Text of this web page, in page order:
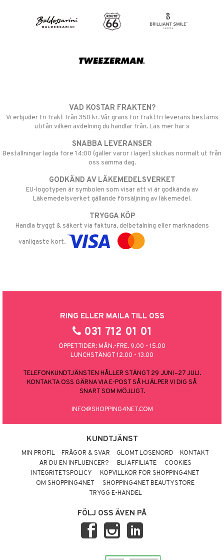
VAD KOSTAR FRAKTEN?
Vi erbjuder fri frakt från 350 kr. Vår gräns för fraktfri leverans bestäms
utifån vilken avdelning du handlar från. Läs mer här »
SNABBA LEVERANSER
Beställningar lagda före 14:00 (gäller varor i lager) skickas normalt ut från
oss samma dag.
GODKÄND AV LÄKEMEDELSVERKET
EU-logotypen är symbolen som visar att vi är godkända av
Läkemedelsverket gällande försäljning av läkemedel.
TRYGGA KÖP
Handla tryggt & säkert via faktura, delbetalning eller marknadens
vanligaste kort.
RING ELLER MAILA TILL OSS
031 712 01 01
ÖPPETTIDER: MÅN.-FRE. 9.00 - 15.00
LUNCHSTÄNGT 12.00 - 13.00
TELEFONKUNDTJÄNSTEN HÅLLER STÄNGT 29 JUNI–27 JULI.
KONTAKTA OSS GÄRNA VIA E-POST SÅ HJÄLPER VI DIG SÅ
SNART SOM MÖJLIGT.
INFO@SHOPPING4NET.COM
KUNDTJÄNST
MIN PROFIL FRÅGOR & SVAR GLÖMT LÖSENORD
KONTAKT
ÄR DU EN INFLUENCER?
BLI AFFILIATE
COOKIES
INTEGRITETSPOLICY
KÖPVILLKOR FÖR SHOPPING4NET
OM SHOPPING4NET
SHOPPING4NET BEAUTYSTORE
TRYGG E-HANDEL
FÖLJ OSS ÄVEN PÅ